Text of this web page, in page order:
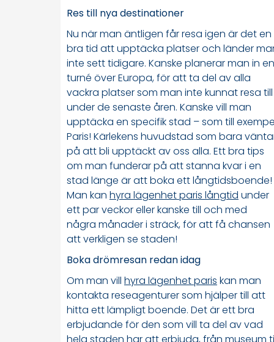
Res till nya destinationer
Nu när man äntligen får resa igen är det en
bra tid att upptäcka platser och länder
inte sett tidigare. Kanske planerar man in en
turné över Europa, för att ta del av alla
vackra platser som man inte kunnat resa till
under de senaste åren. Kanske vill man
upptäcka en specifik stad – som till
Paris! Kärlekens huvudstad som bara
på att bli upptäckt av oss alla. Ett bra tips
om man funderar på att stanna kvar i en
stad länge är att boka ett långtidsboende!
Man kan hyra lägenhet paris långtid under
ett par veckor eller kanske till och med
några månader i sträck, för att få chansen
att verkligen se staden!
Boka drömresan redan idag
Om man vill hyra lägenhet paris kan man
kontakta reseagenturer som hjälper till att
hitta ett lämpligt boende. Det är ett bra
erbjudande för den som vill ta del av vad